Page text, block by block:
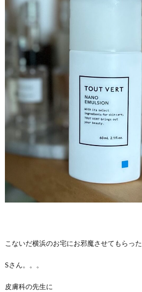
こないだ横浜のお宅にお邪魔させてもらった
Sさん。。。
皮膚科の先生に